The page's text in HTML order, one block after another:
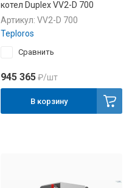
котел Duplex VV2-D 700
Артикул: VV2-D 700
Teploros
Сравнить
945 365₽/шт
В корзину